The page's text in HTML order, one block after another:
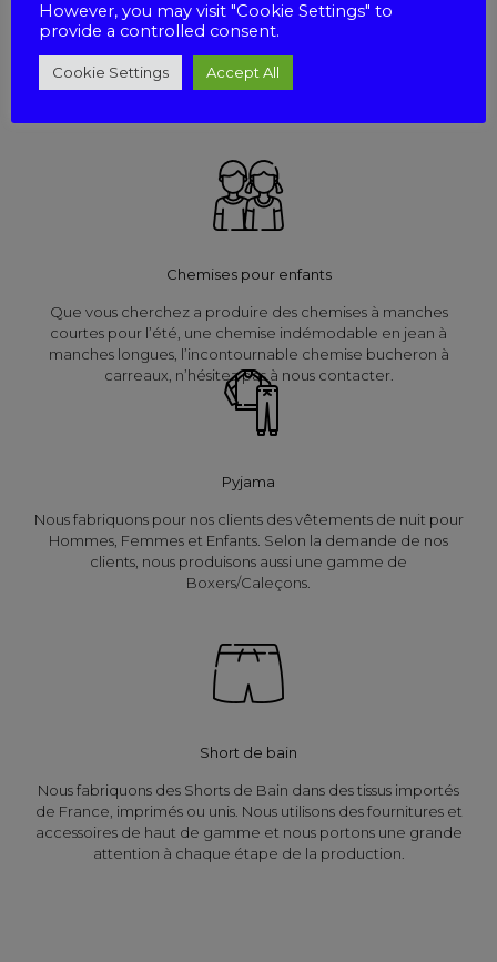
Nous réalisons des chemisiers dans des formes classiques ou
Voile de coton, la Viscose, le Polyester, le Lin Imprimé et le
Coton Imprimé.
Chemises pour enfants
Que vous cherchez a produire des chemises à manches
courtes pour l’été, une chemise indémodable en jean à
manches longues, l’incontournable chemise bucheron à
carreaux, n’hésitez pas à nous contacter.
Pyjama
Nous fabriquons pour nos clients des vêtements de nuit pour
Hommes, Femmes et Enfants. Selon la demande de nos
clients, nous produisons aussi une gamme de
Boxers/Caleçons.
Short de bain
Nous fabriquons des Shorts de Bain dans des tissus importés
de France, imprimés ou unis. Nous utilisons des fournitures et
accessoires de haut de gamme et nous portons une grande
attention à chaque étape de la production.
However, you may visit "Cookie Settings" to
provide a controlled consent.
Cookie Settings Accept All